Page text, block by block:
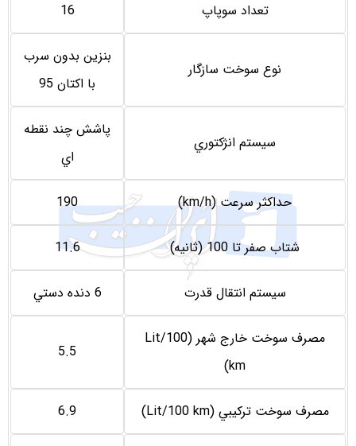
تعداد سوپاپ 16
نوع سوخت سازگار
بنزين بدون سرب
با اكتان 95
سيستم انژكتوري
پاشش چند نقطه
اي
حداکثر سرعت (km/h) 190
شتاب صفر تا 100 (ثانیه) 11.6
سيستم انتقال قدرت 6 دنده دستي
مصرف سوخت خارج شهر (Lit/100
km)
5.5
مصرف سوخت تركيبي (Lit/100 km) 6.9